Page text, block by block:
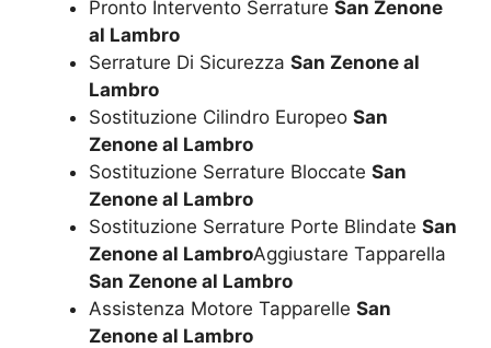
Pronto Intervento Serrature San Zenone
al Lambro
Serrature Di Sicurezza San Zenone al
Lambro
Sostituzione Cilindro Europeo San
Zenone al Lambro
Sostituzione Serrature Bloccate San
Zenone al Lambro
Sostituzione Serrature Porte Blindate San
Zenone al LambroAggiustare Tapparella
San Zenone al Lambro
Assistenza Motore Tapparelle San
Zenone al Lambro